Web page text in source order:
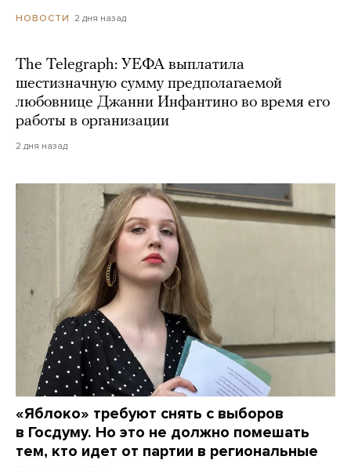
НОВОСТИ 2 дня назад
The Telegraph: УЕФА выплатила
шестизначную сумму предполагаемой
любовнице Джанни Инфантино во время его
работы в организации
2 дня назад
«Яблоко» требуют снять с выборов
в Госдуму. Но это не должно помешать
тем, кто идет от партии в региональные